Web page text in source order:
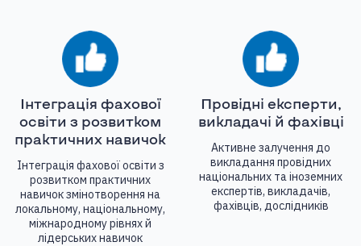
Інтеграція фахової
освіти з розвитком
практичних навичок
Інтеграція фахової освіти з
розвитком практичних
навичок змінотворення на
локальному, національному,
міжнародному рівнях й
лідерських навичок
Провідні експерти,
викладачі й фахівці
Активне залучення до
викладання провідних
національних та іноземних
експертів, викладачів,
фахівців, дослідників